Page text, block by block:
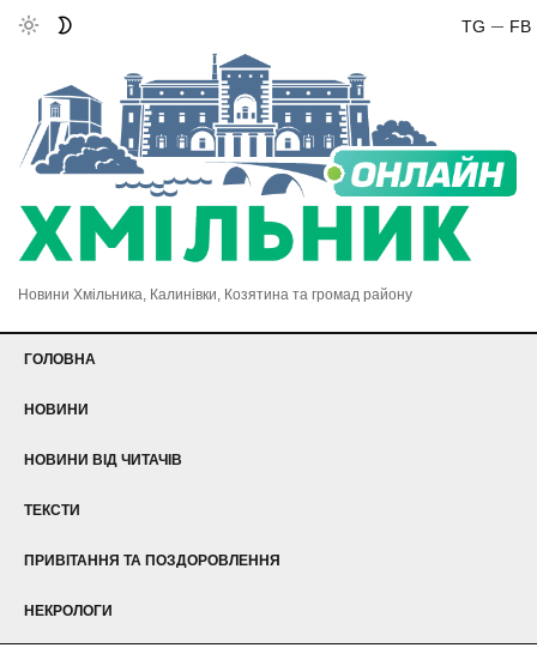
FB
TG
Новини Хмільника, Калинівки, Козятина та громад району
ГОЛОВНА
НОВИНИ
НОВИНИ ВІД ЧИТАЧІВ
ТЕКСТИ
ПРИВІТАННЯ ТА ПОЗДОРОВЛЕННЯ
НЕКРОЛОГИ